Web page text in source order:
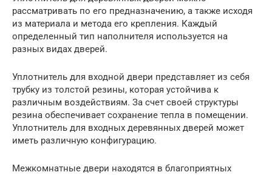
рассматривать по его предназначению, а также исходя
из материала и метода его крепления. Каждый
определенный тип наполнителя используется на
разных видах дверей.
Уплотнитель для входной двери представляет из себя
трубку из толстой резины, которая устойчива к
различным воздействиям. За счет своей структуры
резина обеспечивает сохранение тепла в помещении.
Уплотнитель для входных деревянных дверей может
иметь различную конфигурацию.
Межкомнатные двери находятся в благоприятных